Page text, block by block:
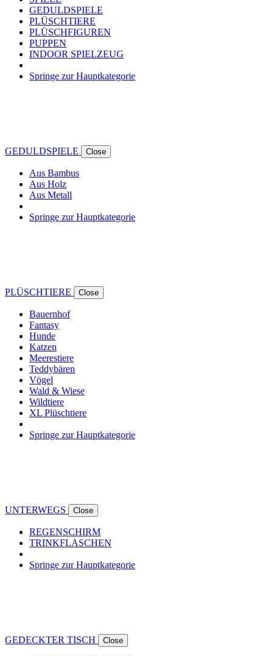
GEDULDSPIELE
PLÜSCHTIERE
PLÜSCHFIGUREN
PUPPEN
INDOOR SPIELZEUG
Springe zur Hauptkategorie
GEDULDSPIELE Close
Aus Bambus
Aus Holz
Aus Metall
Springe zur Hauptkategorie
PLÜSCHTIERE Close
Bauernhof
Fantasy
Hunde
Katzen
Meerestiere
Teddybären
Vögel
Wald & Wiese
Wildtiere
XL Plüschtiere
Springe zur Hauptkategorie
UNTERWEGS Close
REGENSCHIRM
TRINKFLASCHEN
Springe zur Hauptkategorie
GEDECKTER TISCH Close